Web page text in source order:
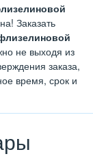
Заказать
не выходя из
заказа,
время, срок и